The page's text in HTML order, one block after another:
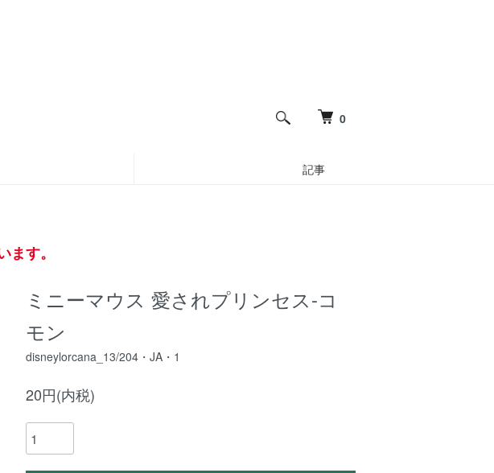
0
記事
す。
ミニーマウス 愛されプリンセス-コ
モン
disneylorcana_13/204・JA・1
20円(内税)